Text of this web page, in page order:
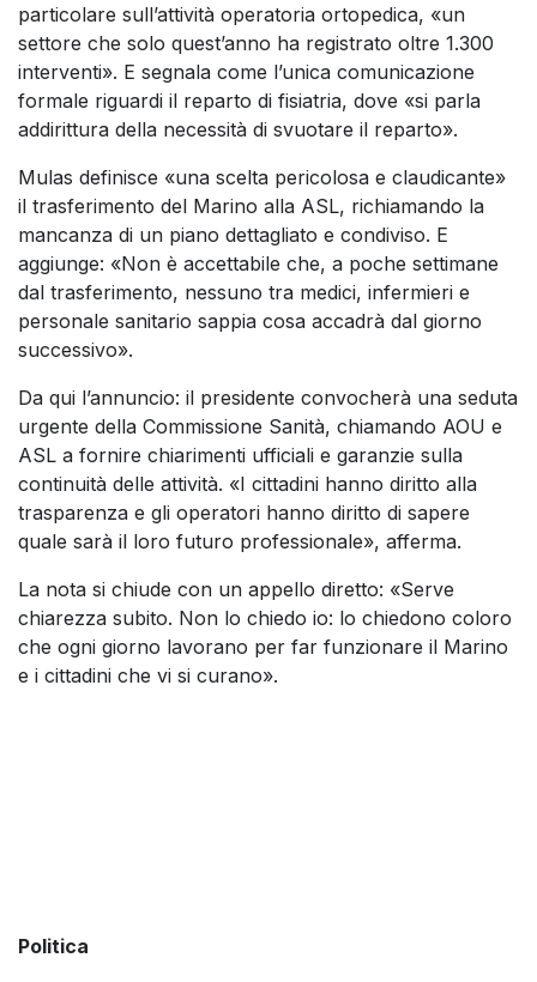
particolare sull’attività operatoria ortopedica, «un
settore che solo quest’anno ha registrato oltre 1.300
interventi». E segnala come l’unica comunicazione
formale riguardi il reparto di fisiatria, dove «si parla
addirittura della necessità di svuotare il reparto».
Mulas definisce «una scelta pericolosa e claudicante»
il trasferimento del Marino alla ASL, richiamando la
mancanza di un piano dettagliato e condiviso. E
aggiunge: «Non è accettabile che, a poche settimane
dal trasferimento, nessuno tra medici, infermieri e
personale sanitario sappia cosa accadrà dal giorno
successivo».
Da qui l’annuncio: il presidente convocherà una seduta
urgente della Commissione Sanità, chiamando AOU e
ASL a fornire chiarimenti ufficiali e garanzie sulla
continuità delle attività. «I cittadini hanno diritto alla
trasparenza e gli operatori hanno diritto di sapere
quale sarà il loro futuro professionale», afferma.
La nota si chiude con un appello diretto: «Serve
chiarezza subito. Non lo chiedo io: lo chiedono coloro
che ogni giorno lavorano per far funzionare il Marino
e i cittadini che vi si curano».
Politica